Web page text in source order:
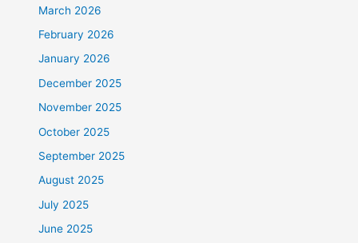
March 2026
February 2026
January 2026
December 2025
November 2025
October 2025
September 2025
August 2025
July 2025
June 2025